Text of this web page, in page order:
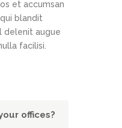
et accumsan
blandit
delenit augue
facilisi.
offices?